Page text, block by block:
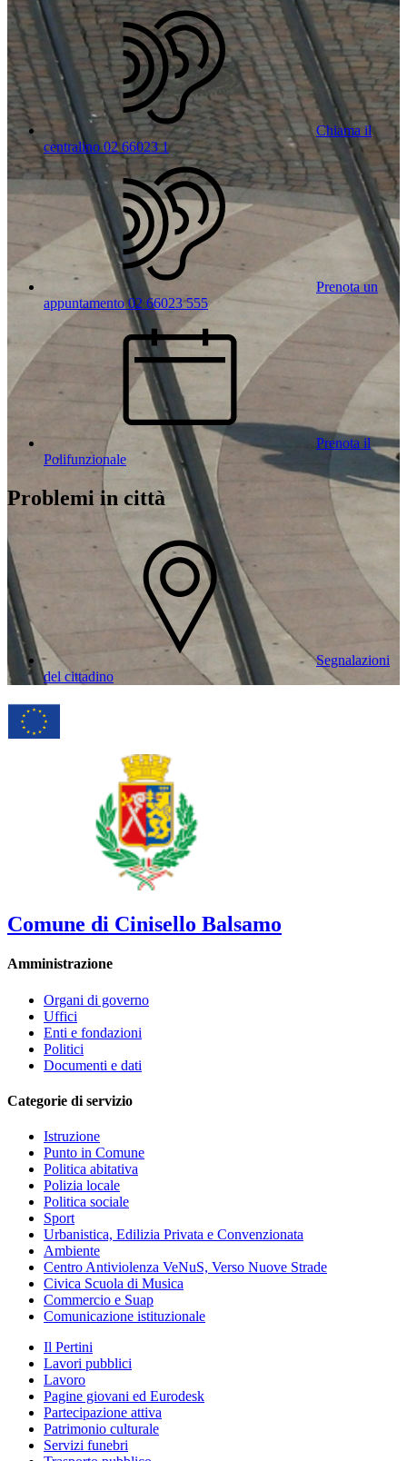
Chiama il
centralino 02 66023 1
Prenota un
appuntamento 02 66023 555
Prenota il
Polifunzionale
Problemi in città
Segnalazioni
del cittadino
Comune di Cinisello Balsamo
Amministrazione
Organi di governo
Uffici
Enti e fondazioni
Politici
Documenti e dati
Categorie di servizio
Istruzione
Punto in Comune
Politica abitativa
Polizia locale
Politica sociale
Sport
Urbanistica, Edilizia Privata e Convenzionata
Ambiente
Centro Antiviolenza VeNuS, Verso Nuove Strade
Civica Scuola di Musica
Commercio e Suap
Comunicazione istituzionale
Il Pertini
Lavori pubblici
Lavoro
Pagine giovani ed Eurodesk
Partecipazione attiva
Patrimonio culturale
Servizi funebri